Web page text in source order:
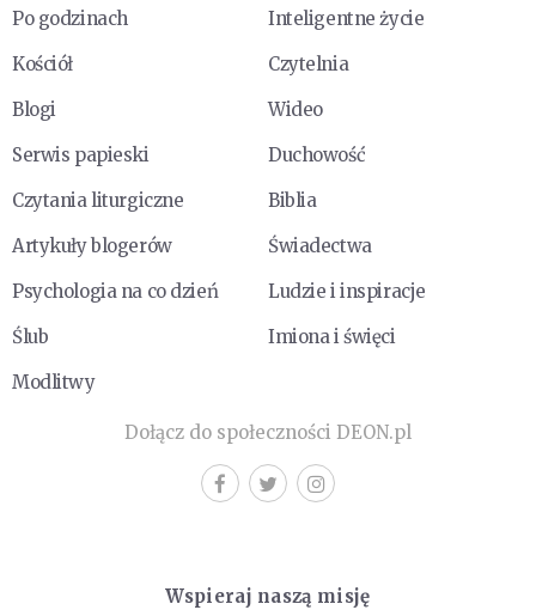
Po godzinach
Inteligentne życie
Kościół
Czytelnia
Blogi
Wideo
Serwis papieski
Duchowość
Czytania liturgiczne
Biblia
Artykuły blogerów
Świadectwa
Psychologia na co dzień
Ludzie i inspiracje
Ślub
Imiona i święci
Modlitwy
Dołącz do społeczności DEON.pl
Wspieraj naszą misję